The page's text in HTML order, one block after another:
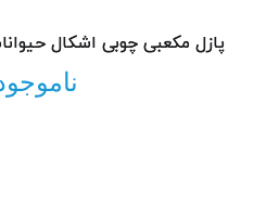
پازل مکعبی چوبی اشکال